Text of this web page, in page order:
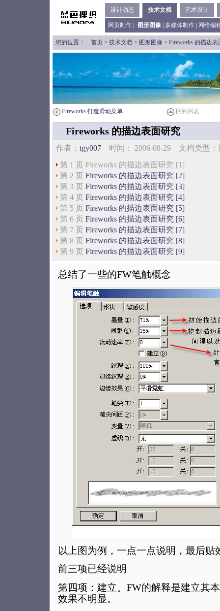
设计动态 技术文档 艺术设计
网页制作 | · 图形图像 多媒体制作 网络编
您的位置： 首页 > 技术文档 > 图形图像 > Fireworks 的描边表
Fireworks 打造滑动菜单 回到列表
Fireworks 的描边表面研究
作者： tgy007 时间： 2006-08-29 文档类型
第 1 页 Fireworks 的描边表面研究 [1]
第 2 页 Fireworks 的描边表面研究 [2]
第 3 页 Fireworks 的描边表面研究 [3]
第 4 页 Fireworks 的描边表面研究 [4]
第 5 页 Fireworks 的描边表面研究 [5]
第 6 页 Fireworks 的描边表面研究 [6]
第 7 页 Fireworks 的描边表面研究 [7]
第 8 页 Fireworks 的描边表面研究 [8]
第 9 页 Fireworks 的描边表面研究 [9]
总结了一些的FW笔触概念
以上图为例，一点一点说明，最后贴
前三项已经说明
第四项：建立。FW的解释是建立其
效果不明显。